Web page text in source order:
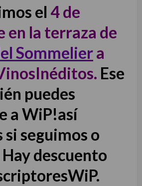
el 4 de
en la terraza de
Sommeliera
Ese
puedes
a WiP!así
si seguimos o
descuento